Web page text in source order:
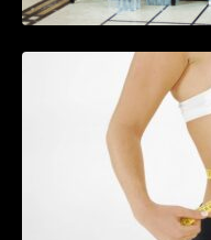
în
perioada
riscul de